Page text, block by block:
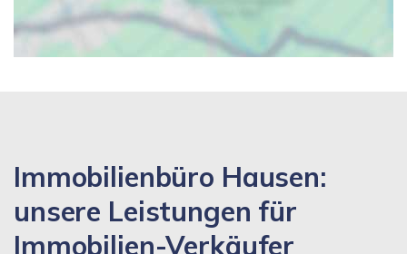
Immobilienbüro Hausen:
unsere Leistungen für
Immobilien-Verkäufer